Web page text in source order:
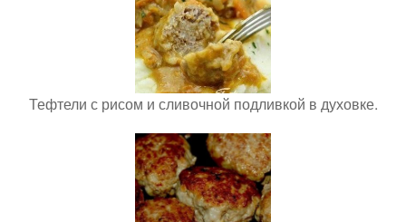
Тефтели с рисом и сливочной подливкой в духовке.